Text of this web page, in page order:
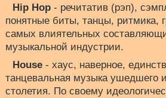
Hip Hop - речитатив (рэп),
понятные биты, танцы, ритмика,
самых влиятельных
музыкальной индустрии.
House - хаус, наверное,
танцевальная музыка ушедшего
столетия. По своему